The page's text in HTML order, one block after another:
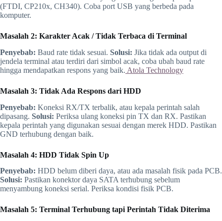
(FTDI, CP210x, CH340). Coba port USB yang berbeda pada
komputer.
Masalah 2: Karakter Acak / Tidak Terbaca di Terminal
Penyebab: Baud rate tidak sesuai. Solusi: Jika tidak ada output di
jendela terminal atau terdiri dari simbol acak, coba ubah baud rate
hingga mendapatkan respons yang baik. Atola Technology
Masalah 3: Tidak Ada Respons dari HDD
Penyebab: Koneksi RX/TX terbalik, atau kepala perintah salah
dipasang. Solusi: Periksa ulang koneksi pin TX dan RX. Pastikan
kepala perintah yang digunakan sesuai dengan merek HDD. Pastikan
GND terhubung dengan baik.
Masalah 4: HDD Tidak Spin Up
Penyebab: HDD belum diberi daya, atau ada masalah fisik pada PCB.
Solusi: Pastikan konektor daya SATA terhubung sebelum
menyambung koneksi serial. Periksa kondisi fisik PCB.
Masalah 5: Terminal Terhubung tapi Perintah Tidak Diterima